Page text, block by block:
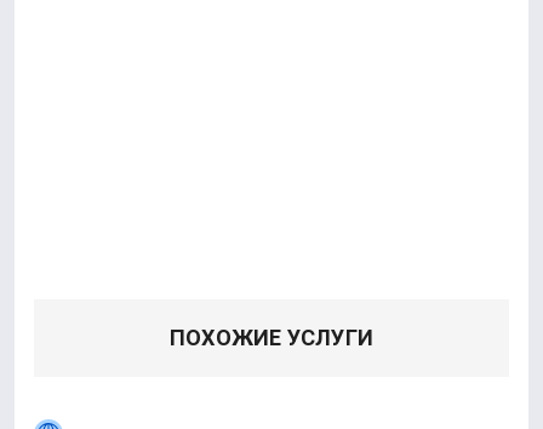
ПОХОЖИЕ УСЛУГИ